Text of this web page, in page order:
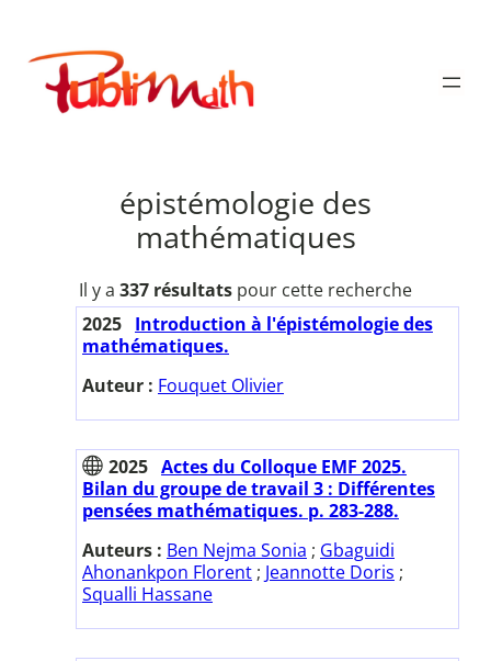
contenu
Publimath
épistémologie des
mathématiques
Il y a 337 résultats pour cette recherche
2025 Introduction à l'épistémologie des
mathématiques.
Auteur : Fouquet Olivier
2025 Actes du Colloque EMF 2025.
Bilan du groupe de travail 3 : Différentes
pensées mathématiques. p. 283-288.
Auteurs : Ben Nejma Sonia ; Gbaguidi
Ahonankpon Florent ; Jeannotte Doris ;
Squalli Hassane